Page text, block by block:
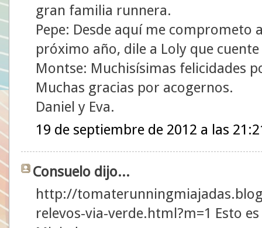
gran familia runnera.
Pepe: Desde aquí me comprometo
próximo año, dile a Loly que
Montse: Muchisísimas felicidades
Muchas gracias por acogernos.
Daniel y Eva.
19 de septiembre de 2012 a las
Consuelo dijo...
http://
relevos-via-verde.html?m=1 Esto